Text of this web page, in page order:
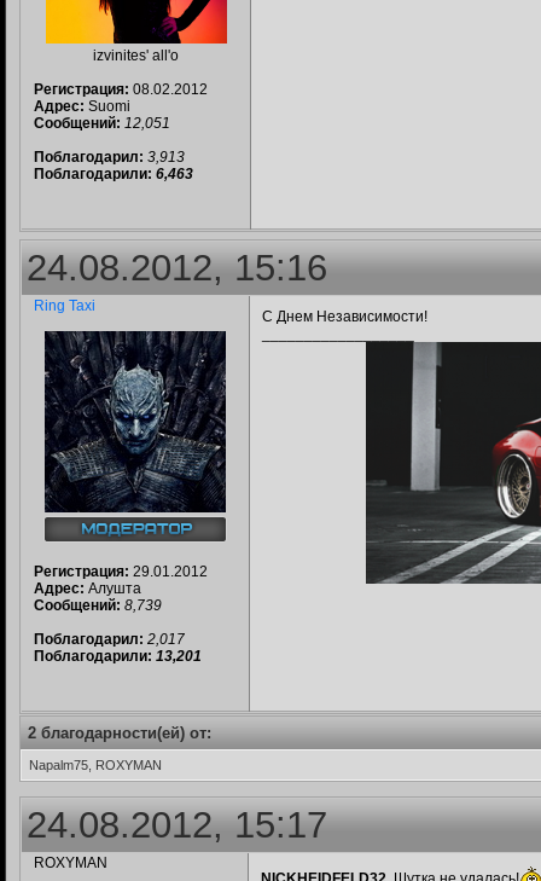
izvinites' all'o
Регистрация: 08.02.2012
Адрес: Suomi
Сообщений: 12,051
Поблагодарил: 3,913
Поблагодарили: 6,463
24.08.2012, 15:16
Ring Taxi
Регистрация: 29.01.2012
Адрес: Алушта
Сообщений: 8,739
Поблагодарил: 2,017
Поблагодарили: 13,201
С Днем Независимости!
2 благодарности(ей) от:
Napalm75, ROXYMAN
24.08.2012, 15:17
ROXYMAN